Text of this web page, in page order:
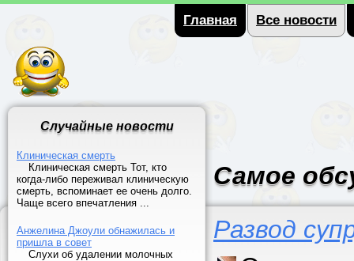
Главная Все новости
Случайные новости
Клиническая смерть
Клиническая смерть Тот, кто
когда-либо переживал клиническую
смерть, вспоминает ее очень долго.
Чаще всего впечатления ...
Анжелина Джоули обнажилась и
пришла в совет
Слухи об удалении молочных
Самое
Развод